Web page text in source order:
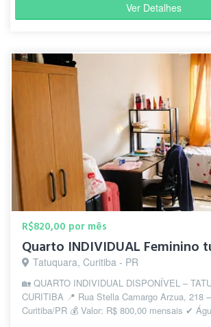
Ver Detalhes
R$820,00 por mês
Quarto INDIVIDUAL Feminino
Tatuquara, Curitiba - PR
🏡 QUARTO INDIVIDUAL DISPONÍVEL –
CURITIBA 📍 Rua Stella Camargo Arzua, 218
Curitiba/PR 💰 Valor: R$ 800,00 mensais ✔